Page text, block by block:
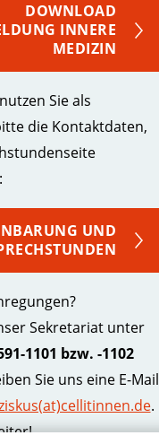
DOWNLOAD
INNERE
MEDIZIN
Sie als
die Kontaktdaten,
UND
Sekretariat unter
1101 bzw. -1102
Sie uns eine E-Mail
.